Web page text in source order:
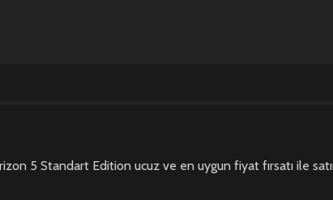
5 Standart Edition ucuz ve en uygun fiyat fırsatı ile